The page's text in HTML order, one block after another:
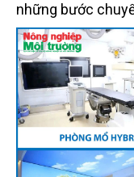
những bước